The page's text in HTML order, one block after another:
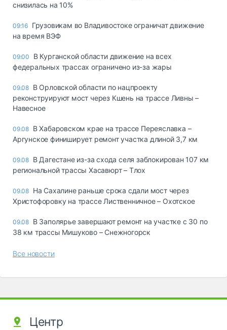
снизилась на 10%
09:16 Грузовикам во Владивостоке ограничат движение
на время ВЭФ
09:00
В Курганской области движение на всех
федеральных трассах ограничено из-за жары
09.08 В Орловской области по нацпроекту
реконструируют мост через Кшень на трассе Ливны –
Навесное
09.08 В Хабаровском крае на трассе Переяславка –
Аргунское финиширует ремонт участка длиной 3,7 км
09.08 В Дагестане из-за схода селя заблокирован 107 км
региональной трассы Хасавюрт – Тлох
09.08 На Сахалине раньше срока сдали мост через
Христофоровку на трассе Лиственничное – Охотское
09.08 В Заполярье завершают ремонт на участке с 30 по
38 км трассы Мишуково – Снежногорск
Все новости
Центр